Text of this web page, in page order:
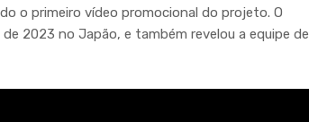
o primeiro vídeo promocional do projeto. O
2023 no Japão, e também revelou a equipe de